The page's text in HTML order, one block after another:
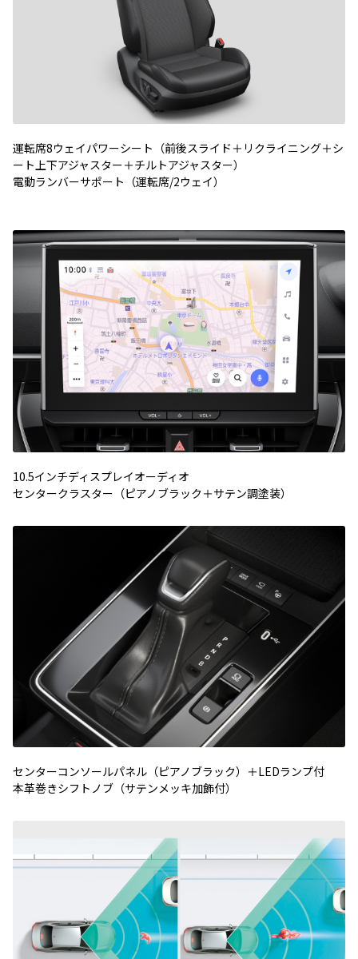
運転席8ウェイパワーシート（前後スライド＋リクライニング＋シ
ート上下アジャスター＋チルトアジャスター）
電動ランバーサポート（運転席/2ウェイ）
10.5インチディスプレイオーディオ
センタークラスター（ピアノブラック＋サテン調塗装）
センターコンソールパネル（ピアノブラック）＋LEDランプ付
本革巻きシフトノブ（サテンメッキ加飾付）